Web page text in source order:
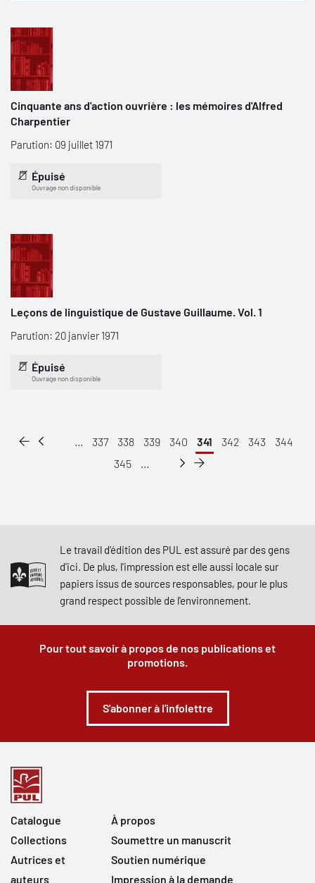
Cinquante ans d'action ouvrière : les mémoires d'Alfred
Charpentier
Parution: 09 juillet 1971
Épuisé
Ouvrage non disponible
Leçons de linguistique de Gustave Guillaume. Vol. 1
Parution: 20 janvier 1971
Épuisé
Ouvrage non disponible
... 337 338 339 340 341 342 343
344
345
...
Le travail d'édition des PUL est assuré par des gens
d'ici. De plus, l'impression est elle aussi locale sur
papiers issus de sources responsables, pour le plus
grand respect possible de l'environnement.
Pour tout savoir à propos de nos publications et
promotions.
S'abonner à l'infolettre
Catalogue
Collections
Autrices et
auteurs
À propos
Soumettre un manuscrit
Soutien numérique
Impression à la demande